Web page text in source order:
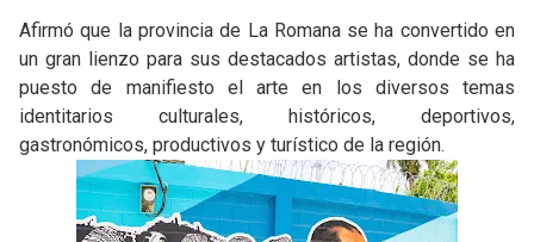
Afirmó que la provincia de La Romana se ha convertido en
un gran lienzo para sus destacados artistas, donde se ha
puesto de manifiesto el arte en los diversos temas
identitarios culturales, históricos, deportivos,
gastronómicos, productivos y turístico de la región.